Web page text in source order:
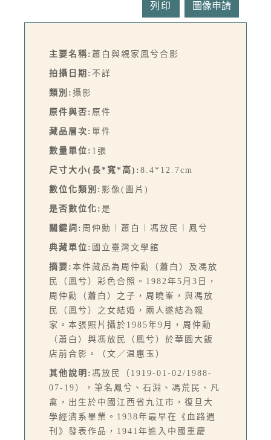
列印
主要名稱: 蕭白與親家鳳兮合影
拍攝日期: 不詳
類別: 攝影
原件與否: 原件
藏品層次: 單件
數量單位: 1張
尺寸大小(長*寬*高): 8.4*12.7cm
數位化類別: 影像(圖片)
是否數位化: 是
關鍵詞: 周仲勳︱蕭白︱馮放民︱鳳兮
典藏單位: 國立臺灣文學館
摘要: 本件藏品為周仲勳（蕭白）及馮放
民（鳳兮）彩色合照。1982年5月3日，
周仲勳（蕭白）之子，周曉峯，與馮放
民（鳳兮）之女結婚，兩人遂結為親
家。本張照片攝於1985年9月，周仲勳
（蕭白）與馮放民（鳳兮）於華園大飯
店前合影。（文／温惠玉）
其他說明: 馮放民（1919-01-02/1988-
07-19），筆名鳳兮、石淵、馮荒民、凡
禽，出生於中國江西省九江市，復旦大
學經濟系畢業。1938年最早在《血路週
刊》發表作品，1941年進入中國重慶